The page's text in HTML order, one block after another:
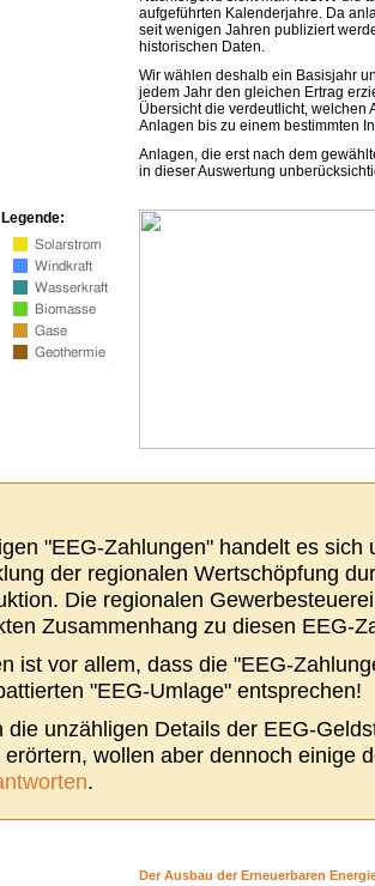
aufgeführten Kalenderjahre. Da
seit wenigen Jahren publiziert
historischen Daten.
Wir wählen deshalb ein Basisjahr
jedem Jahr den gleichen Ertrag
Übersicht die verdeutlicht, welchen
Anlagen bis zu einem bestimmten
Anlagen, die erst nach dem
in dieser Auswertung
Legende:
"EEG-Zahlungen" handelt es sich
der regionalen Wertschöpfung
Die regionalen
Zusammenhang zu diesen EEG-
ist vor allem, dass die "EEG-
"EEG-Umlage" entsprechen!
die unzähligen Details der EEG-
erörtern, wollen aber dennoch einige
.
Der Ausbau der Erneuerbaren